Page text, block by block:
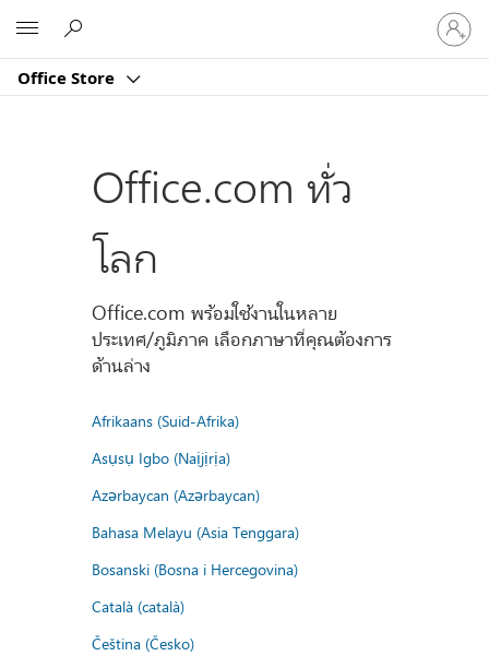
Office Store
ลงชื่อ
เข้า
บัญชี
Office.com ทั่ว
โลก
Office.com พร้อมใช้งานในหลาย
ประเทศ/ภูมิภาค เลือกภาษาที่คุณต้องการ
ด้านล่าง
Afrikaans (Suid-Afrika)
Asụsụ Igbo (Naịjịrịa)
Azərbaycan (Azərbaycan)
Bahasa Melayu (Asia Tenggara)
Bosanski (Bosna i Hercegovina)
Català (català)
Čeština (Česko)